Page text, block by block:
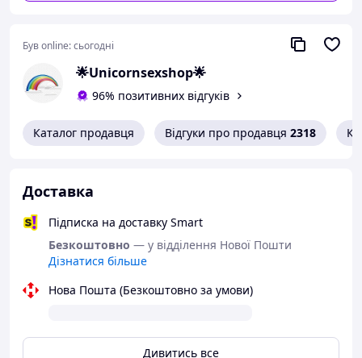
🎁 Бонус:
+ Подарунок до кожного замовлення — для ще більш
вологого задоволення 💦
Характеристики:
Характеристики:
Матеріал: Силікон + ABS
Був online:сьогодні
🌟Unicornsexshop🌟
96% позитивних відгуків
Каталог продавця Відгуки про продавця 2318
Доставка
Підписка на доставку Smart
Безкоштовно — у відділення Нової Пошти
Дізнатися більше
Нова Пошта (Безкоштовно за умови)
Дивитись все